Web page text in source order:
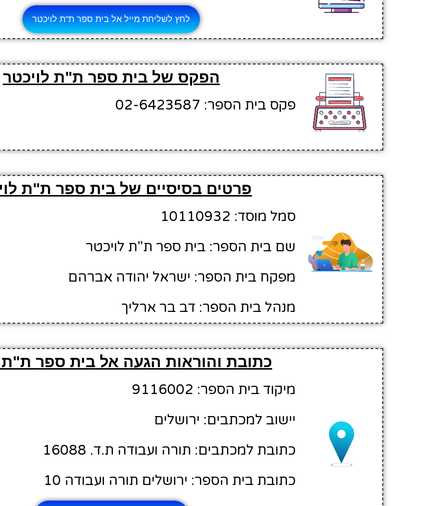
לחץ לשליחת מייל אל בית ספר ת"ת לויכטר
הפקס של בית ספר ת"ת לויכטר
פקס בית הספר: 02-6423587
פרטים בסיסיים של בית ספר ת"ת
סמל מוסד: 10110932
שם בית הספר: בית ספר ת"ת לויכטר
מפקח בית הספר: ישראל יהודה אברהם
מנהל בית הספר: דב בר ארליך
כתובת והוראות הגעה אל בית ספר ת"ת
מיקוד בית הספר: 9116002
יישוב למכתבים: ירושלים
כתובת למכתבים: תורה ועבודה ת.ד. 16088
כתובת בית הספר: ירושלים תורה ועבודה 10